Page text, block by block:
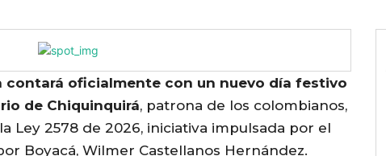
contará oficialmente con un nuevo día festivo
de Chiquinquirá, patrona de los colombianos,
Ley 2578 de 2026, iniciativa impulsada por el
Boyacá, Wilmer Castellanos Hernández.